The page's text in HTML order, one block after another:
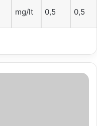
mg/lt 0,5 0,5